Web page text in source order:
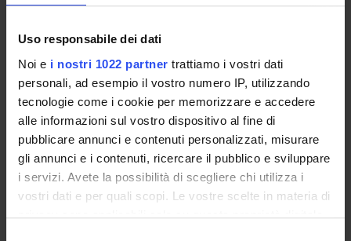
Uso responsabile dei dati
Noi e i nostri 1022 partner trattiamo i vostri dati
personali, ad esempio il vostro numero IP, utilizzando
tecnologie come i cookie per memorizzare e accedere
alle informazioni sul vostro dispositivo al fine di
pubblicare annunci e contenuti personalizzati, misurare
gli annunci e i contenuti, ricercare il pubblico e sviluppare
i servizi. Avete la possibilità di scegliere chi utilizza i
vostri dati e per quali scopi. Le vostre scelte in materia di
privacy sono applicabili solo su questa proprietà digitale
AVVISI
DOCUMENTI DISPONIBILI
LUOGHI DI INTERESSE